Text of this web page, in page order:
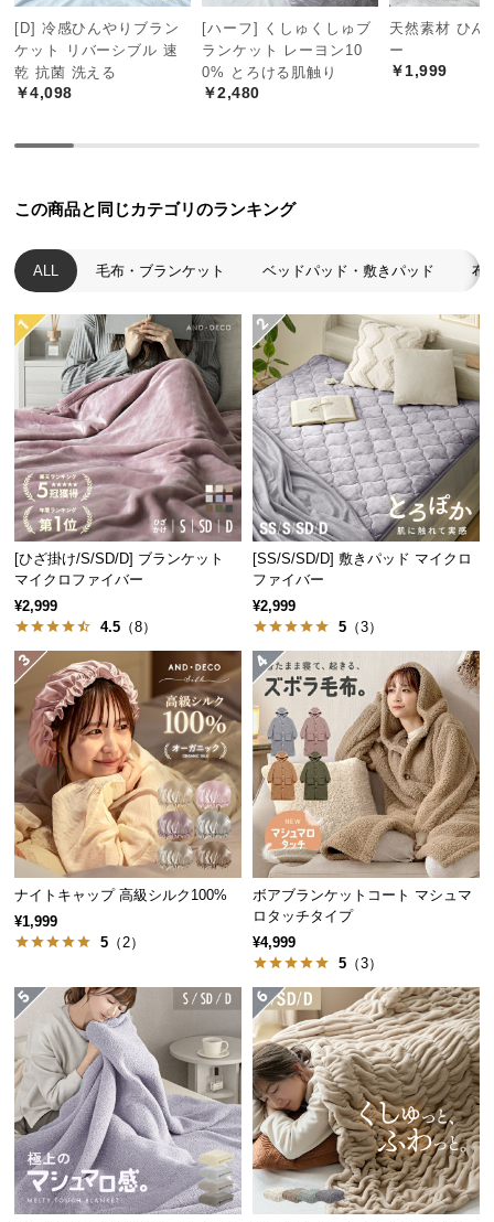
サ
ー
ビ
ス
入
経
路
に
つ
て
返
品・
キ
ャ
ン
セ
ル
に
つ
い
て
保
証
に
つ
い
て
約
に
つ
い
て
お
[D] 冷感ひんやりブラン
ケット リバーシブル 速
乾 抗菌 洗える
￥4,098
[ハーフ] くしゅくしゅブ
ランケット レーヨン10
0% とろける肌触り
￥2,480
天然素材 ひん
ー
￥1,999
この商品と同じカテゴリのランキング
ALL 毛布・ブランケット ベッドパッド・敷きパッド 布
[ひざ掛け/S/SD/D] ブランケット
マイクロファイバー
¥2,999
4.5 （8）
[SS/S/SD/D] 敷きパッド マイクロ
ファイバー
¥2,999
5 （3）
ナイトキャップ 高級シルク100%
¥1,999
5 （2）
ボアブランケットコート マシュマ
ロタッチタイプ
¥4,999
5 （3）